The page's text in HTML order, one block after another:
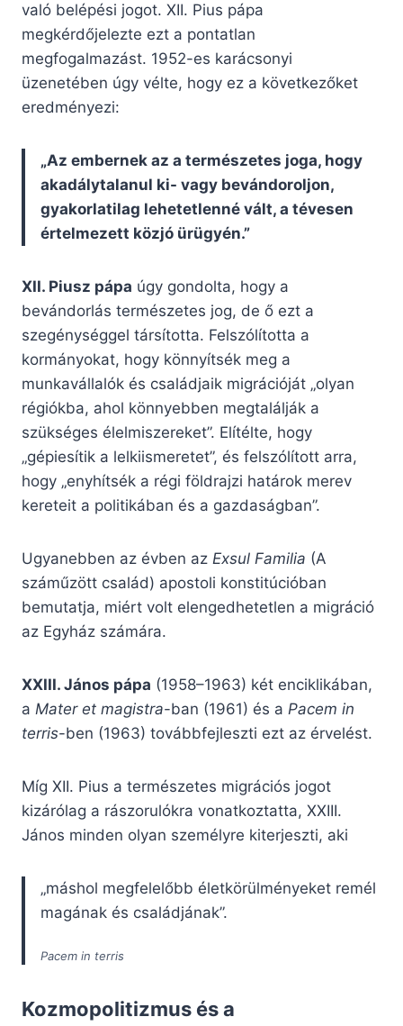
való belépési jogot. XII. Pius pápa
megkérdőjelezte ezt a pontatlan
megfogalmazást. 1952-es karácsonyi
üzenetében úgy vélte, hogy ez a következőket
eredményezi:
„Az embernek az a természetes joga, hogy
akadálytalanul ki- vagy bevándoroljon,
gyakorlatilag lehetetlenné vált, a tévesen
értelmezett közjó ürügyén.”
XII. Piusz pápa úgy gondolta, hogy a
bevándorlás természetes jog, de ő ezt a
szegénységgel társította. Felszólította a
kormányokat, hogy könnyítsék meg a
munkavállalók és családjaik migrációját „olyan
régiókba, ahol könnyebben megtalálják a
szükséges élelmiszereket”. Elítélte, hogy
„gépiesítik a lelkiismeretet”, és felszólított arra,
hogy „enyhítsék a régi földrajzi határok merev
kereteit a politikában és a gazdaságban”.
Ugyanebben az évben az Exsul Familia (A
száműzött család) apostoli konstitúcióban
bemutatja, miért volt elengedhetetlen a migráció
az Egyház számára.
XXIII. János pápa (1958–1963) két enciklikában,
a Mater et magistra-ban (1961) és a Pacem in
terris-ben (1963) továbbfejleszti ezt az érvelést.
Míg XII. Pius a természetes migrációs jogot
kizárólag a rászorulókra vonatkoztatta, XXIII.
János minden olyan személyre kiterjeszti, aki
„máshol megfelelőbb életkörülményeket remél
magának és családjának”.
Pacem in terris
Kozmopolitizmus és a